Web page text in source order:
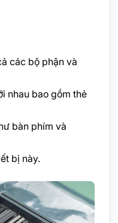
các bộ phận và
nhau bao gồm thẻ
bàn phím và
bị này.